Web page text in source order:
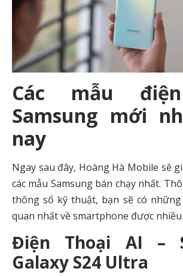
Các mẫu
Samsung mới
nay
Ngay sau đây, Hoàng Hà Mobile sẽ
các mẫu Samsung bán chạy nhất.
thông số kỹ thuật, bạn sẽ có
quan nhất về smartphone được
Điện Thoại AI –
Galaxy S24 Ultra